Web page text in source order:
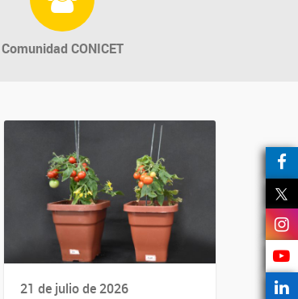
Comunidad CONICET
21 de julio de 2026